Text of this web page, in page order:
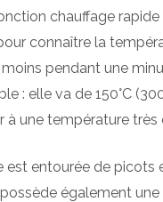
chauffage
connaître la
pendant une
: elle va de 150°C
à une température très
est entourée de
également